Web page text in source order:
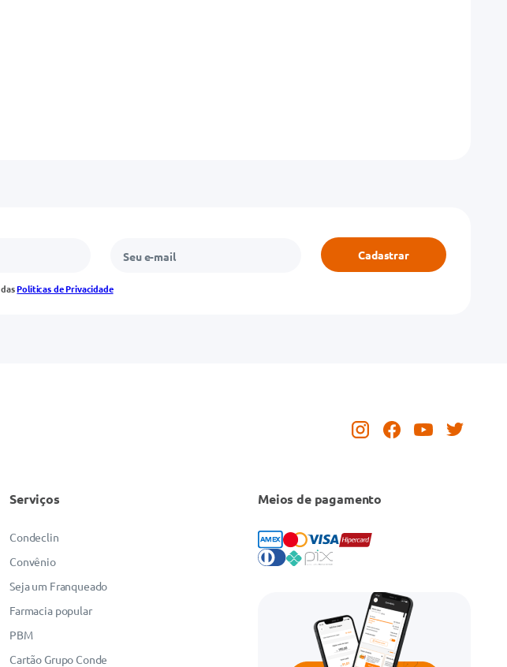
Políticas de Privacidade
Cadastrar
Serviços
Condeclin
Convênio
Seja um Franqueado
Farmacia popular
PBM
Cartão Grupo Conde
Meios de pagamento